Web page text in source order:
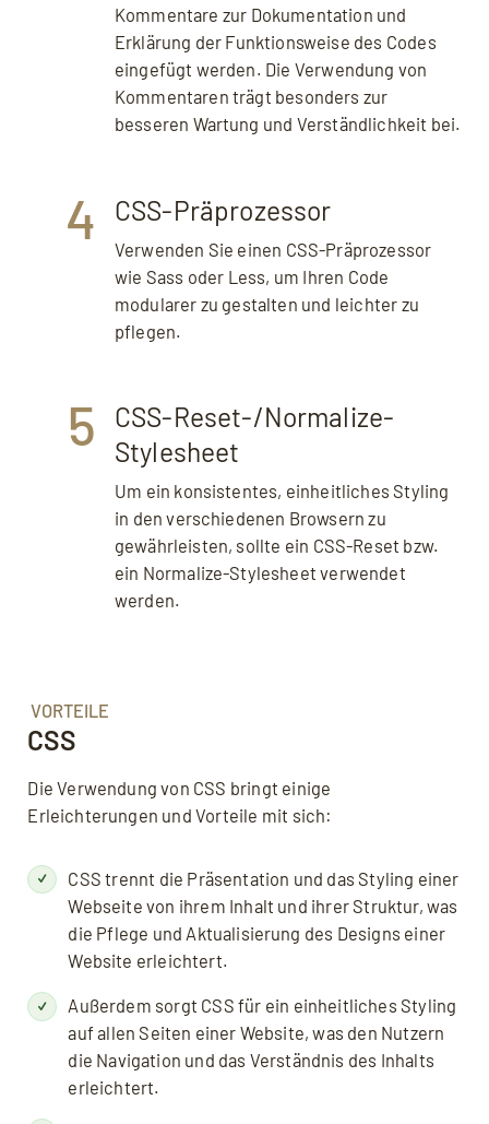
Kommentare zur Dokumentation und
Erklärung der Funktionsweise des Codes
eingefügt werden. Die Verwendung von
Kommentaren trägt besonders zur
besseren Wartung und Verständlichkeit bei.
4 CSS-Präprozessor
Verwenden Sie einen CSS-Präprozessor
wie Sass oder Less, um Ihren Code
modularer zu gestalten und leichter zu
pflegen.
5
CSS-Reset-/Normalize-
Stylesheet
Um ein konsistentes, einheitliches Styling
in den verschiedenen Browsern zu
gewährleisten, sollte ein CSS-Reset bzw.
ein Normalize-Stylesheet verwendet
werden.
VORTEILE
CSS
Die Verwendung von CSS bringt einige
Erleichterungen und Vorteile mit sich:
CSS trennt die Präsentation und das Styling einer
Webseite von ihrem Inhalt und ihrer Struktur, was
die Pflege und Aktualisierung des Designs einer
Website erleichtert.
Außerdem sorgt CSS für ein einheitliches Styling
auf allen Seiten einer Website, was den Nutzern
die Navigation und das Verständnis des Inhalts
erleichtert.